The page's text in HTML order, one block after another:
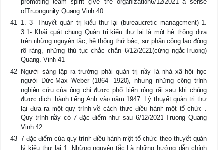
promoting team spirit give the organization6/12/2021 a sense
ofTruongunity Quang Vinh 40
1. 3- Thuyết quản trị kiểu thư lại (bureaucretic management) 1.
3.1- Khái quát chung Quản trị kiểu thư lại là một hệ thống dựa
trên những nguyên tắc, hệ thống thứ bậc, sự phân công lao động
rõ ràng, những thủ tục chắc chắn 6/12/2021(cứng ngắcTruong)
Quang. Vinh 41
Người sáng lập ra trường phái quản trị nầy là nhà xã hội học
người Đức-Max Weber (1864- 1920), nhưng những công trình
nghiên cứu của ông chỉ được phổ biến rộng rãi sau khi chúng
được dịch thành tiếng Anh vào năm 1947. Lý thuyết quản trị thư
lại đưa ra một quy trình về cách thức điều hành một tổ chức .
Quy trình nầy có 7 đặc điểm như sau 6/12/2021 Truong Quang
Vinh 42
7 đặc điểm của quy trình điều hành một tổ chức theo thuyết quản
lý kiểu thư lại 1. Những nguyên tắc Là những hướng dẫn chính